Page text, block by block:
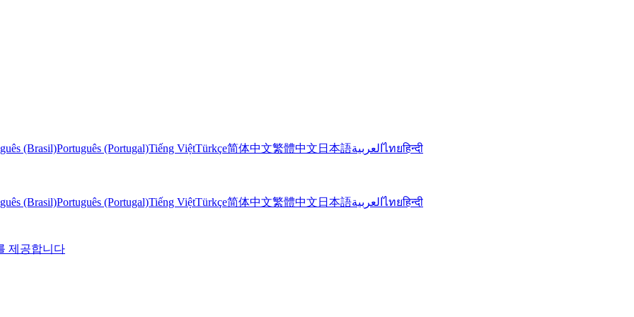
(Brasil)Português (Portugal)Tiếng ViệtTürkçe简体中文繁體中文 日本語العربيةไทยहिन्दी
(Brasil)Português (Portugal)Tiếng ViệtTürkçe简体中文繁體中文 日本語العربيةไทยहिन्दी
제공합니다